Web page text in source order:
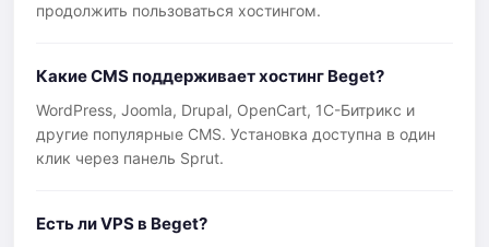
продолжить пользоваться хостингом.
Какие CMS поддерживает хостинг Beget?
WordPress, Joomla, Drupal, OpenCart, 1С-Битрикс и
другие популярные CMS. Установка доступна в один
клик через панель Sprut.
Есть ли VPS в Beget?